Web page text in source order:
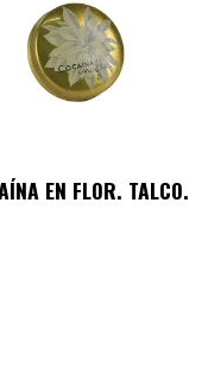
EN FLOR. TALCO.